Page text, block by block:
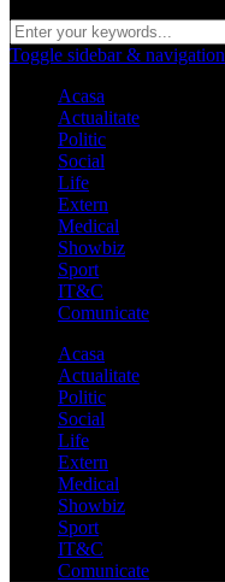
Toggle sidebar & navigation
Acasa
Actualitate
Politic
Social
Life
Extern
Medical
Showbiz
Sport
IT&C
Comunicate
Acasa
Actualitate
Politic
Social
Life
Extern
Medical
Showbiz
Sport
IT&C
Comunicate